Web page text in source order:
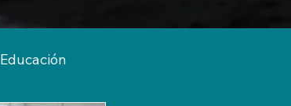
Educación